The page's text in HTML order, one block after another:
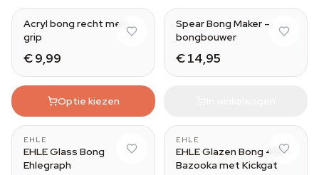
Acryl bong recht met
grip
€ 9,99
Optie kiezen
Spear Bong Maker –
bongbouwer
€ 14,95
EHLE
EHLE Glass Bong
Ehlegraph
EHLE
EHLE Glazen Bong 420
Bazooka met Kickgat